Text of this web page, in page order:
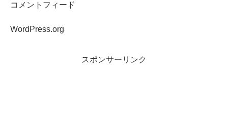
コメントフィード
WordPress.org
スポンサーリンク